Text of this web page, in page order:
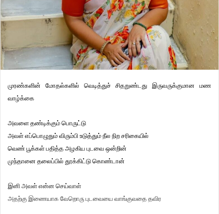
முரண்களின் மோதல்களில் வெடித்துச் சிதறுண்டது இருவருக்குமான மண
வாழ்க்கை
அவளை தண்டிக்கும் பொருட்டு
அவள் எப்பொழுதும் விரும்பி உடுத்தும் நீல நிற சரிகையில்
வெண் பூக்கள் பதித்த அழகிய புடவை ஒன்றின்
முந்தானை தலைப்பில் தூக்கிட்டு கொண்டான்
இனி அவள் என்ன செய்வாள்
அதற்கு இணையாக வேறொரு புடவையை வாங்குவதை தவிர